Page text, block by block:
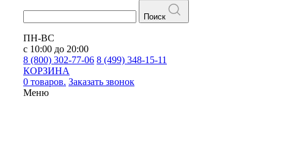
Поиск
ПН-ВС
с 10:00 до 20:00
8 (800) 302-77-06 8 (499) 348-15-11
КОРЗИНА
0 товаров. Заказать звонок
Меню